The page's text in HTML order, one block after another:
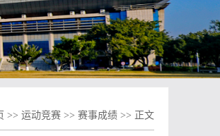
>> 运动竞赛 >> 赛事成绩 >> 正文